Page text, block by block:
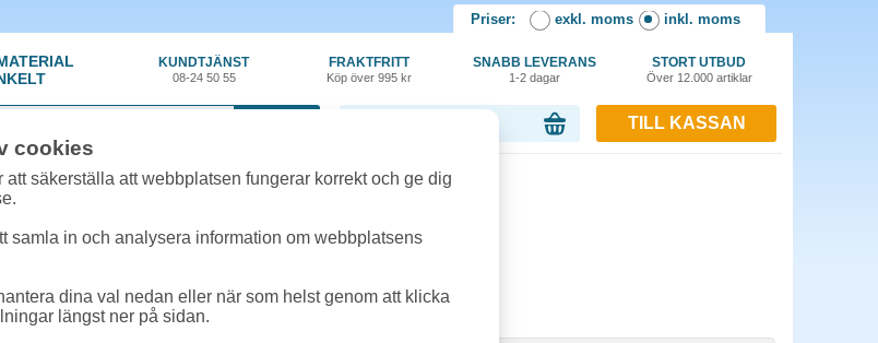
Priser: exkl. moms inkl. moms
KUNDTJÄNST
08-24 50 55
FRAKTFRITT
Köp över 995 kr
SNABB LEVERANS
1-2 dagar
STORT UTBUD
Över 12.000 artiklar
TILL KASSAN
FS 1135 MFP
FS 1135 MFP online
FS 1135 MFP
FS 1135 MFP
cookies
säkerställa att webbplatsen fungerar korrekt och ge dig
samla in och analysera information om webbplatsens
dina val nedan eller när som helst genom att klicka
längst ner på sidan.